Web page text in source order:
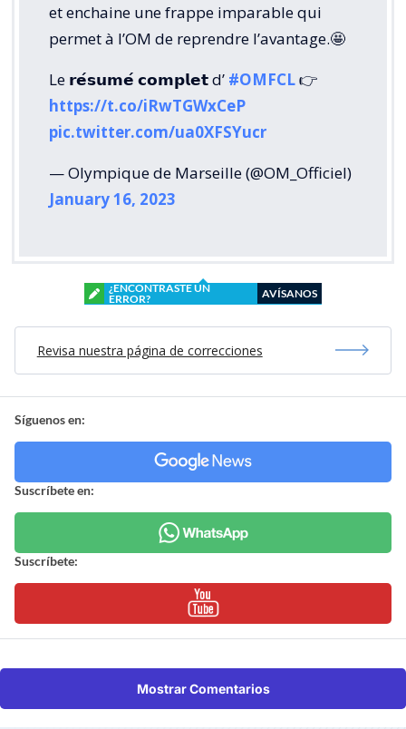
et enchaine une frappe imparable qui
permet à l’OM de reprendre l’avantage.🤩
Le 𝗿𝗲́𝘀𝘂𝗺𝗲́ 𝗰𝗼𝗺𝗽𝗹𝗲𝘁 d’ #OMFCL👉
https://t.co/iRwTGWxCeP
pic.twitter.com/ua0XFSYucr
— Olympique de Marseille (@OM_Officiel)
January 16, 2023
¿ENCONTRASTE UN
ERROR?
AVÍSANOS
Revisa nuestra página de correcciones
Síguenos en:
Suscríbete en:
Suscríbete:
Mostrar Comentarios